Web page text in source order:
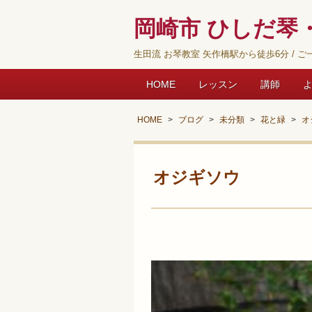
岡崎市 ひしだ琴
生田流 お琴教室 矢作橋駅から徒歩6分 / ご
HOME レッスン 講師
HOME ブログ 未分類 花と緑 オ
オジギソウ